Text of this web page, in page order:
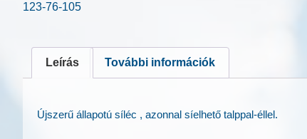
123-76-105
Leírás További információk
Újszerű állapotú síléc , azonnal síelhető talppal-éllel.